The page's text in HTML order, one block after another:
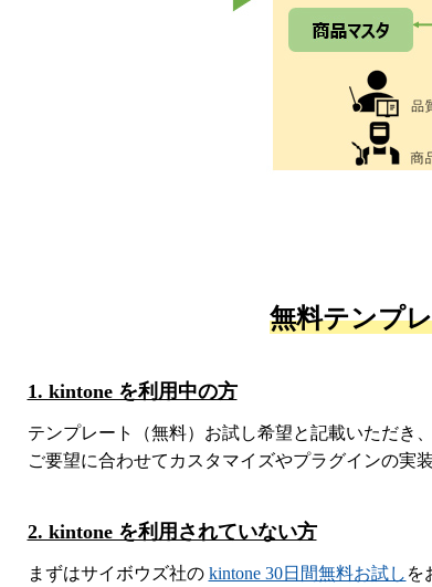
無料テンプ
1. kintone を利用中の方
テンプレート（無料）お試し希望と記載いただき、
ご要望に合わせてカスタマイズやプラグインの実
2. kintone を利用されていない方
まずはサイボウズ社の kintone 30日間無料お試し を